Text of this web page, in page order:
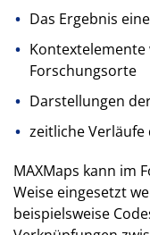
Das Ergebnis
Kontextelemente
Forschungsorte
Darstellungen
zeitliche Verläufe
MAXMaps kann im
Weise eingesetzt
beispielsweise